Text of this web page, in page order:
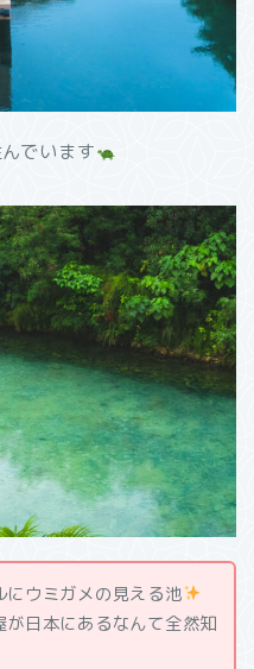
でいます
にウミガメの見える池
が日本にあるなんて全然知